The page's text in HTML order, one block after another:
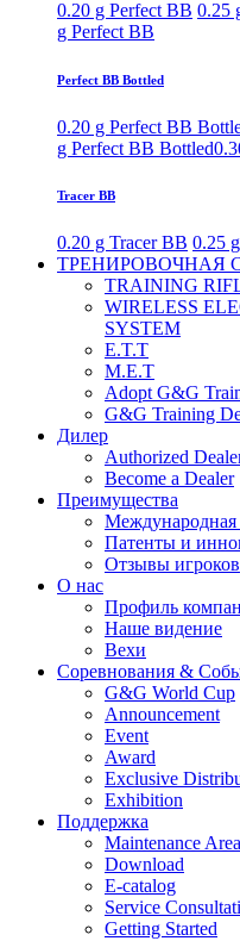
0.20 g Perfect BB 0.25
g Perfect BB
Perfect BB Bottled
0.20 g Perfect BB
g Perfect BB Bottled
Tracer BB
0.20 g Tracer BB 0.25
ТРЕНИРОВОЧНАЯ
TRAINING
WIRELESS
SYSTEM
E.T.T
M.E.T
Adopt G&G
G&G Training
Дилер
Authorized
Become a Dealer
Преимущества
Международная
Патенты и
Отзывы игроков
О нас
Профиль
Наше видение
Вехи
Соревнования &
G&G World Cup
Announcement
Event
Award
Exclusive
Exhibition
Поддержка
Maintenance Area
Download
E-catalog
Service
Getting Started